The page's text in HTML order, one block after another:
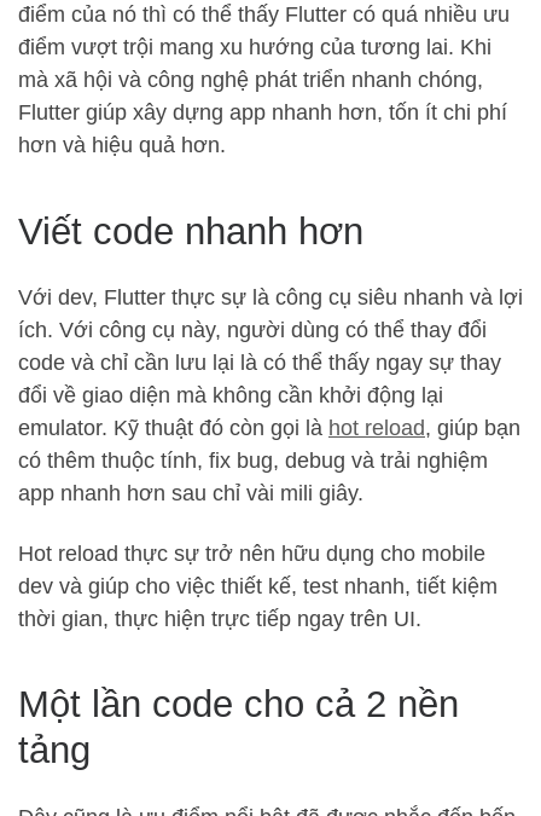
điểm của nó thì có thể thấy Flutter có quá nhiều ưu
điểm vượt trội mang xu hướng của tương lai. Khi
mà xã hội và công nghệ phát triển nhanh chóng,
Flutter giúp xây dựng app nhanh hơn, tốn ít chi phí
hơn và hiệu quả hơn.
Viết code nhanh hơn
Với dev, Flutter thực sự là công cụ siêu nhanh và lợi
ích. Với công cụ này, người dùng có thể thay đổi
code và chỉ cần lưu lại là có thể thấy ngay sự thay
đổi về giao diện mà không cần khởi động lại
emulator. Kỹ thuật đó còn gọi là hot reload, giúp bạn
có thêm thuộc tính, fix bug, debug và trải nghiệm
app nhanh hơn sau chỉ vài mili giây.
Hot reload thực sự trở nên hữu dụng cho mobile
dev và giúp cho việc thiết kế, test nhanh, tiết kiệm
thời gian, thực hiện trực tiếp ngay trên UI.
Một lần code cho cả 2 nền
tảng